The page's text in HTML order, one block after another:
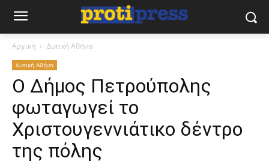
Αρχική Δυτική Αθήνα
Δυτική Αθήνα
Ο Δήμος Πετρούπολης
φωταγωγεί το
Χριστουγεννιάτικο δέντρο
της πόλης